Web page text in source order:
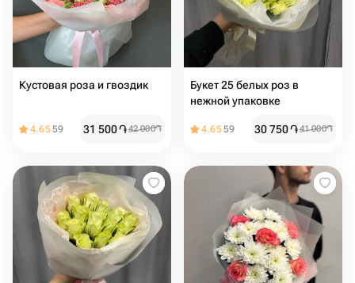
Кустовая роза и гвоздик
4.6559 31 500֏42 000֏
Букет 25 белых роз в
нежной упаковке
4.6559 30 750֏41 000֏